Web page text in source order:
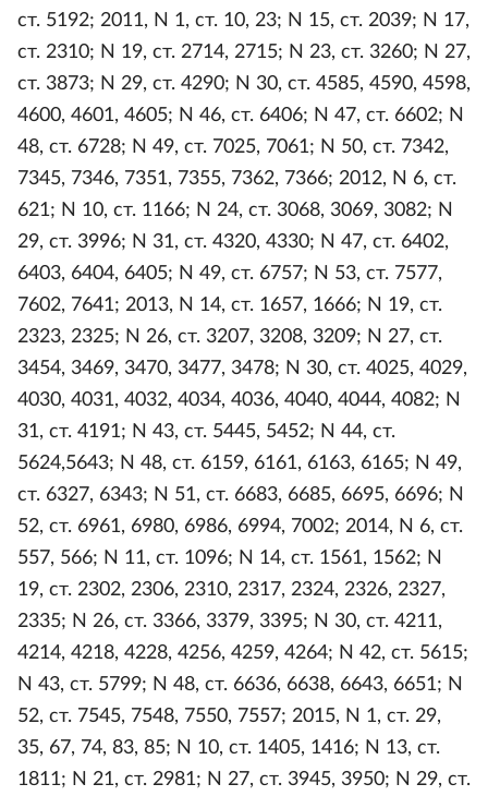
ст. 5192; 2011, N 1, cт. 10, 23; N 15, ст. 2039; N 17,
ст. 2310; N 19, ст. 2714, 2715; N 23, ст. 3260; N 27,
ст. 3873; N 29, ст. 4290; N 30, ст. 4585, 4590, 4598,
4600, 4601, 4605; N 46, ст. 6406; N 47, ст. 6602; N
48, ст. 6728; N 49, ст. 7025, 7061; N 50, ст. 7342,
7345, 7346, 7351, 7355, 7362, 7366; 2012, N 6, ст.
621; N 10, ст. 1166; N 24, ст. 3068, 3069, 3082; N
29, ст. 3996; N 31, ст. 4320, 4330; N 47, ст. 6402,
6403, 6404, 6405; N 49, ст. 6757; N 53, ст. 7577,
7602, 7641; 2013, N 14, ст. 1657, 1666; N 19, ст.
2323, 2325; N 26, ст. 3207, 3208, 3209; N 27, ст.
3454, 3469, 3470, 3477, 3478; N 30, ст. 4025, 4029,
4030, 4031, 4032, 4034, 4036, 4040, 4044, 4082; N
31, ст. 4191; N 43, ст. 5445, 5452; N 44, ст.
5624,5643; N 48, ст. 6159, 6161, 6163, 6165; N 49,
ст. 6327, 6343; N 51, ст. 6683, 6685, 6695, 6696; N
52, ст. 6961, 6980, 6986, 6994, 7002; 2014, N 6, ст.
557, 566; N 11, ст. 1096; N 14, ст. 1561, 1562; N
19, ст. 2302, 2306, 2310, 2317, 2324, 2326, 2327,
2335; N 26, ст. 3366, 3379, 3395; N 30, ст. 4211,
4214, 4218, 4228, 4256, 4259, 4264; N 42, ст. 5615;
N 43, ст. 5799; N 48, ст. 6636, 6638, 6643, 6651; N
52, ст. 7545, 7548, 7550, 7557; 2015, N 1, ст. 29,
35, 67, 74, 83, 85; N 10, ст. 1405, 1416; N 13, ст.
1811; N 21, ст. 2981; N 27, ст. 3945, 3950; N 29, ст.